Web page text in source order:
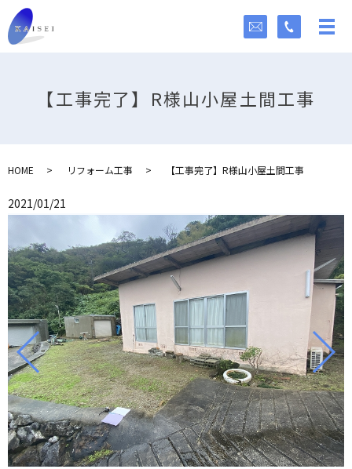
【工事完了】R様山小屋土間工事
HOME リフォーム工事 【工事完了】R様山小屋土間工事
2021/01/21